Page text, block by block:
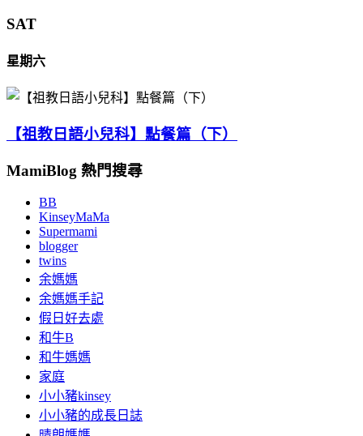
SAT
星期六
【祖教日語小兒科】點餐篇（下）
MamiBlog 熱門搜尋
BB
KinseyMaMa
Supermami
blogger
twins
余媽媽
余媽媽手記
假日好去處
和牛B
和牛媽媽
家庭
小小豬kinsey
小小豬的成長日誌